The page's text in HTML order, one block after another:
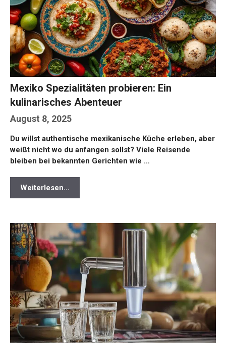
August 8, 2025
Mexiko Spezialitäten probieren: Ein
kulinarisches Abenteuer
Du willst authentische mexikanische Küche erleben, aber
weißt nicht wo du anfangen sollst? Viele Reisende
bleiben bei bekannten Gerichten wie …
Weiterlesen…